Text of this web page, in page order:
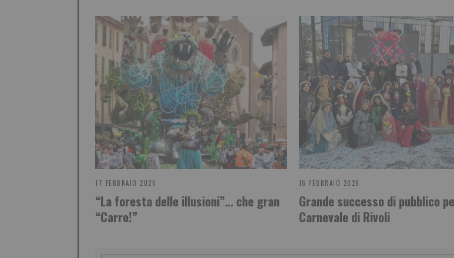
17 FEBBRAIO 2026
“La foresta delle illusioni”… che gran
“Carro!”
16 FEBBRAIO 2026
Grande successo di pubblico
Carnevale di Rivoli